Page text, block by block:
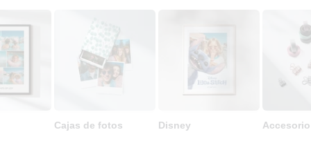
Cajas de fotos Disney Accesorio